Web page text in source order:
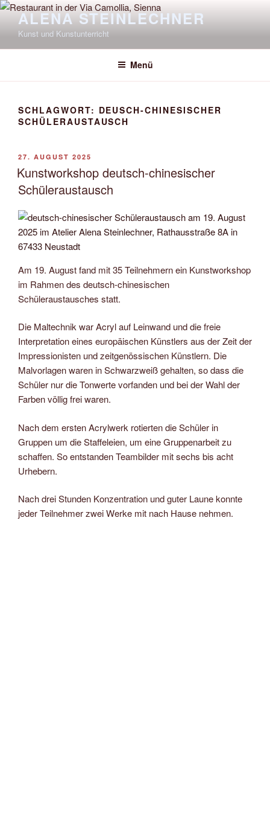
Zum
Inhalt
springen
ALENA STEINLECHNER
Kunst und Kunstunterricht
Menü
SCHLAGWORT: DEUSCH-CHINESISCHER
SCHÜLERAUSTAUSCH
VERÖFFENTLICHT
AM
27. AUGUST 2025
Kunstworkshop deutsch-chinesischer
Schüleraustausch
Am 19. August fand mit 35 Teilnehmern ein Kunstworkshop
im Rahmen des deutsch-chinesischen
Schüleraustausches statt.
Die Maltechnik war Acryl auf Leinwand und die freie
Interpretation eines europäischen Künstlers aus der Zeit der
Impressionisten und zeitgenössischen Künstlern. Die
Malvorlagen waren in Schwarzweiß gehalten, so dass die
Schüler nur die Tonwerte vorfanden und bei der Wahl der
Farben völlig frei waren.
Nach dem ersten Acrylwerk rotierten die Schüler in
Gruppen um die Staffeleien, um eine Gruppenarbeit zu
schaffen. So entstanden Teambilder mit sechs bis acht
Urhebern.
Nach drei Stunden Konzentration und guter Laune konnte
jeder Teilnehmer zwei Werke mit nach Hause nehmen.